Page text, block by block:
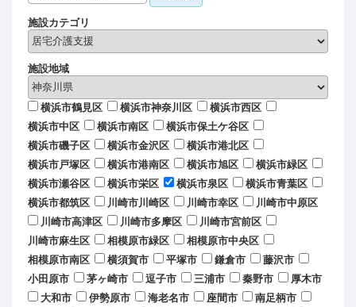
施設カテゴリ
施設地域
横浜市鶴見区 横浜市神奈川区
横浜市西区
横浜市中区
横浜市南区
横浜市保土ケ谷区
横浜市磯子区
横浜市金沢区
横浜市港北区
横浜市戸塚区
横浜市港南区 横浜市旭区
横浜市緑区
横浜市瀬谷区
横浜市栄区 横浜市泉区
横浜市青葉区
横浜市都筑区
川崎市川崎区 川崎市幸区
川崎市中原区
川崎市高津区
川崎市多摩区
川崎市宮前区
川崎市麻生区
相模原市緑区
相模原市中央区
相模原市南区
横須賀市 平塚市 鎌倉市
藤沢市
小田原市
茅ヶ崎市 逗子市 三浦市 秦野市
厚木市
大和市
伊勢原市 海老名市 座間市
南足柄市